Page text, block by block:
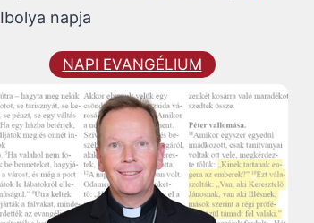
Ibolya napja
NAPI EVANGÉLIUM